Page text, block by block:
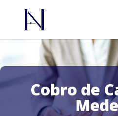
Cobro de